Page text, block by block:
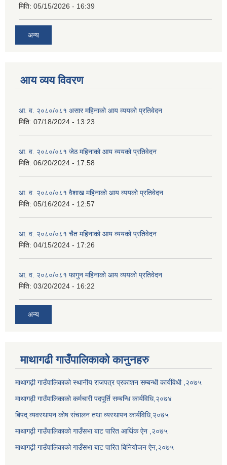
मिति: 05/15/2026 - 16:39
अन्य
आय व्यय विवरण
आ. व. २०८०/०८१ असार महिनाको आय व्ययको प्रतिवेदन
मिति: 07/18/2024 - 13:23
आ. व. २०८०/०८१ जेठ महिनाको आय व्ययको प्रतिवेदन
मिति: 06/20/2024 - 17:58
आ. व. २०८०/०८१ वैशाख महिनाको आय व्ययको प्रतिवेदन
मिति: 05/16/2024 - 12:57
आ. व. २०८०/०८१ चैत महिनाको आय व्ययको प्रतिवेदन
मिति: 04/15/2024 - 17:26
आ. व. २०८०/०८१ फागुन महिनाको आय व्ययको प्रतिवेदन
मिति: 03/20/2024 - 16:22
अन्य
माथागढी गाउँपालिकाको कानुनहरु
माथागढ़ी गाउँपालिकाको स्थानीय राजपत्र प्रकाशन सम्बन्धी कार्यविधी ,२०७५
माथागढ़ी गाउँपालिकाको कर्मचारी पदपूर्ति सम्बन्धि कार्यविधि,२०७४
बिपद् व्यवस्थापन कोष संचालन तथा व्यस्थापन कार्यविधि,२०७५
माथागढ़ी गाउँपालिकाको गाउँसभा बाट पारित आर्थिक ऐन ,२०७५
माथागढ़ी गाउँपालिकाको गाउँसभा बाट पारित बिनियोजन ऐन,२०७५